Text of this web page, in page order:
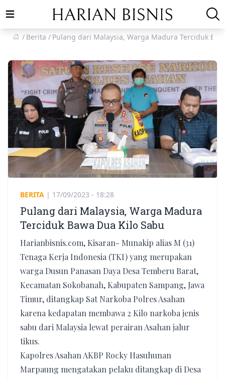
Open main menu
Berita
Pulang dari Malaysia, Warga Madura Terciduk
BERITA | 17/09/2023 - 18:28
Pulang dari Malaysia, Warga Madura
Terciduk Bawa Dua Kilo Sabu
Harianbisnis.com, Kisaran- Munakip alias M (31)
Tenaga Kerja Indonesia (TKI) yang merupakan
warga Dusun Panasan Daya Desa Temberu Barat,
Kecamatan Sokobanah, Kabupaten Sampang, Jawa
Timur, ditangkap Sat Narkoba Polres Asahan
karena kedapatan membawa 2 Kilo narkoba jenis
sabu dari Malaysia lewat perairan Asahan jalur
tikus.
Kapolres Asahan AKBP Rocky Hasuhunan
Marpaung mengatakan pelaku ditangkap di Desa